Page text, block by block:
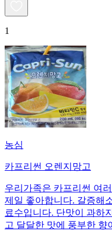
1
농심
카프리썬 오렌지망고
우리가족은 카프리썬 여
제일 좋아합니다. 갈증해
료수입니다. 단맛이 과하
고 달달한 맛에 풍부한 향